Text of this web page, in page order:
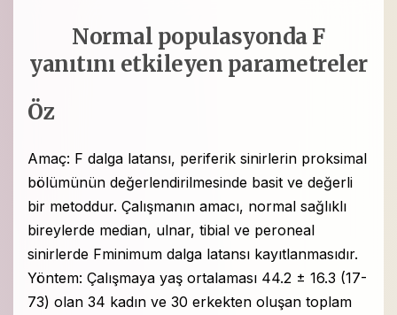
Normal populasyonda F
yanıtını etkileyen parametreler
Öz
Amaç: F dalga latansı, periferik sinirlerin proksimal
bölümünün değerlendirilmesinde basit ve değerli
bir metoddur. Çalışmanın amacı, normal sağlıklı
bireylerde median, ulnar, tibial ve peroneal
sinirlerde Fminimum dalga latansı kayıtlanmasıdır.
Yöntem: Çalışmaya yaş ortalaması 44.2 ± 16.3 (17-
73) olan 34 kadın ve 30 erkekten oluşan toplam